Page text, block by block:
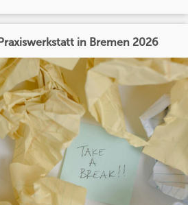
in Bremen 2026